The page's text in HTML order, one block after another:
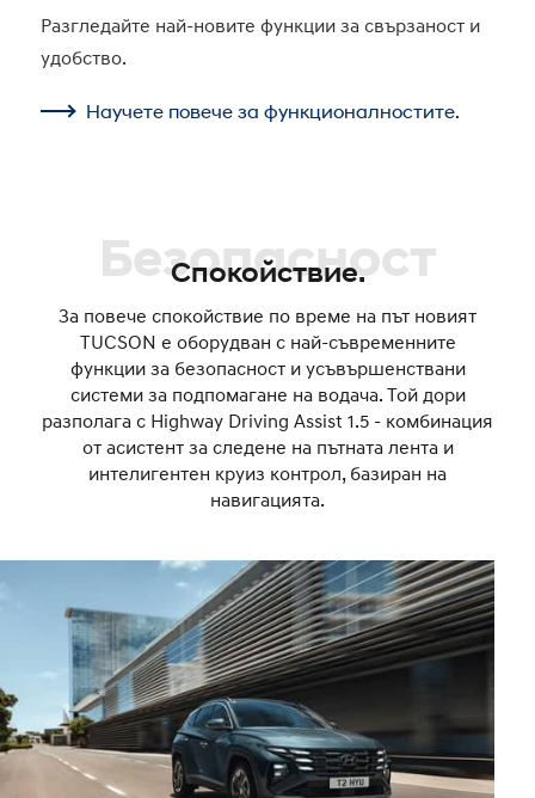
Разгледайте най-новите функции за свързаност и
удобство.
Научете повече за функционалностите.
Безопасност
Спокойствие.
За повече спокойствие по време на път новият
TUCSON е оборудван с най-съвременните
функции за безопасност и усъвършенствани
системи за подпомагане на водача. Той дори
разполага с Highway Driving Assist 1.5 - комбинация
от асистент за следене на пътната лента и
интелигентен круиз контрол, базиран на
навигацията.